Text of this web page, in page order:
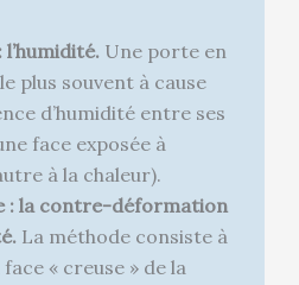
l’humidité.Une porte en
plus souvent à cause
d’humidité entre ses
face exposée à
à la chaleur).
: la contre-déformation
La méthode consiste à
« creuse » de la